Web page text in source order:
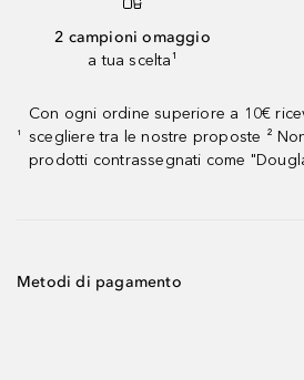
2 campioni omaggio
a tua scelta¹
¹
Con ogni ordine superiore a 10€
scegliere tra le nostre proposte ²
prodotti contrassegnati come
Metodi di pagamento